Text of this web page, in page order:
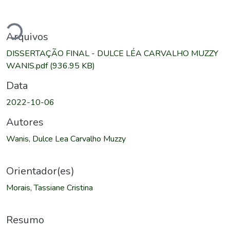
Arquivos
DISSERTAÇÃO FINAL - DULCE LÉA CARVALHO MUZZY
WANIS.pdf(936.95 KB)
Data
2022-10-06
Autores
Wanis, Dulce Lea Carvalho Muzzy
Orientador(es)
Morais, Tassiane Cristina
Resumo